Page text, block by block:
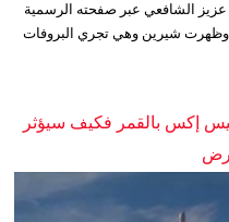
الشافعي عبر صفحته الرسمية
شيرين وهي تجري البروفات
إكس بالقمر فكيف سيؤثر